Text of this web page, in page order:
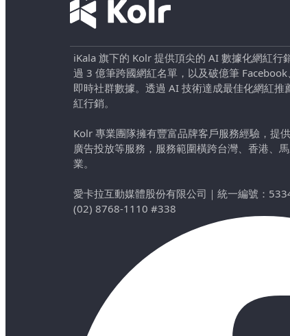
iKala 旗下的 Kolr 提供頂尖的 AI 數據化網紅行
過 3 億筆跨國網紅名單，以及破億筆
即時社群數據。透過 AI 技術達成最佳化網紅
紅行銷。
Kolr 專業團隊擁有豐富品牌客戶服務經驗，提
廣告投放等服務，服務範圍橫跨台灣、香港、
業。
愛卡拉互動媒體股份有限公司 ｜ 統一編號：
(02) 8768-1110 #338